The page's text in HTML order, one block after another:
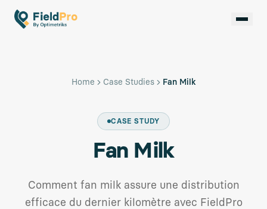
Home Case Studies Fan Milk
CASE STUDY
Fan Milk
Comment fan milk assure une distribution
efficace du dernier kilomètre avec FieldPro